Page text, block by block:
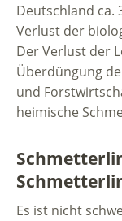
Deutschland ca.
Verlust der
Der Verlust der
Überdüngung
und
heimische
Es ist nicht